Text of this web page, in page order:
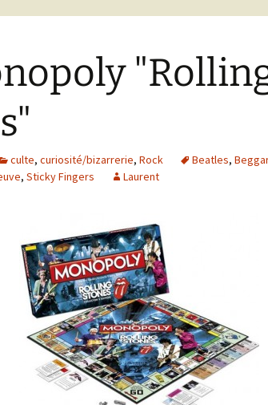
culte, curiosité/bizarrerie, Rock Beatles,
, Sticky Fingers Laurent